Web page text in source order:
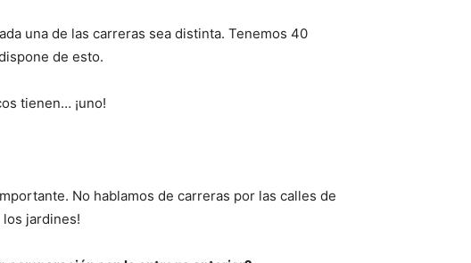
una de las carreras sea distinta. Tenemos 40
de esto.
tienen… ¡uno!
No hablamos de carreras por las calles de
los jardines!